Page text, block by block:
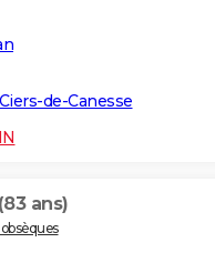
de-Canesse
(83 ans)